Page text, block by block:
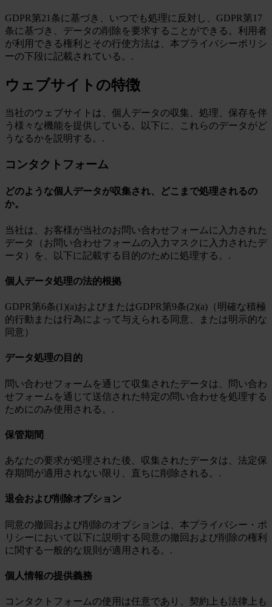
GDPR第21条に基づき、いつでも処理に反対し、GDPR第17
条に基づき、データの削除を要求することができる。利用者
が利用できる権利とその行使方法は、本プライバシーポリシ
ーの下段に記載されている。.
ウェブサイトの特徴
当社のウェブサイトは、個人データの収集、処理、保存を伴
う様々な機能を提供している。以下に、これらのデータがど
うなるかを説明する。.
コンタクトフォーム
どのような個人データが収集され、どこまで処理されるの
か。
当社は、お客様が当社のお問い合わせフォームに入力された
データ（お問い合わせフォームの入力マスクに入力されたデ
ータ）を、以下に記載する目的のために処理する。.
個人データ処理の法的根拠
GDPR第6条(1)(a)およびまたはGDPR第9条(2)(a)（明確な積極
的行動または行為によって与えられる同意、または明示的な
同意）
データ処理の目的
問い合わせフォームを通じて収集されたデータは、問い合わ
せフォームを通じて送信された特定の問い合わせを処理する
ためにのみ使用される。.
保管期間
あなたの要求が処理された後、収集されたデータは、法定保
存期間が適用されない限り、直ちに削除される。.
退会および削除オプション
同意の撤回および削除のオプションは、本プライバシー・ポ
リシーにおいて以下に説明する同意の撤回および削除の権利
に関する一般的な規則が適用される。.
個人情報の提供義務
コンタクトフォームの使用は任意であり、契約上も法律上も